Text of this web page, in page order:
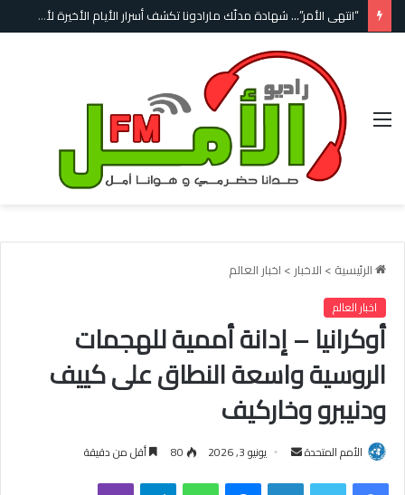
“انتهى الأمر”… شهادة مدلّك مارادونا تكشف أسرار الأيام الأخيرة لأسطورة الكرة الأرجنتينية
القائمة
الرئيسية > الاخبار > اخبار العالم
اخبار العالم
أوكرانيا – إدانة أممية للهجمات
الروسية واسعة النطاق على كييف
ودنيبرو وخاركيف
الأمم المتحدة يونيو 3, 2026 80 أقل من دقيقة
فيسبوك لينكدإن واتساب تيلقرام